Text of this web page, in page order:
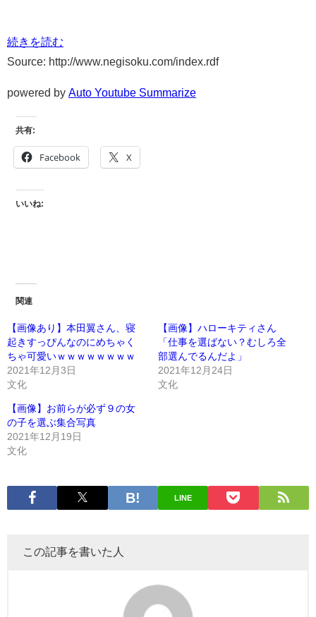
続きを読む
Source: http://www.negisoku.com/index.rdf
powered by Auto Youtube Summarize
共有:
Facebook X
いいね:
関連
【画像あり】本田翼さん、寝
起きすっぴんなのにめちゃく
ちゃ可愛いｗｗｗｗｗｗｗｗ
2021年12月3日
文化
【画像】ハローキティさん
「仕事を選ばない？むしろ全
部選んでるんだよ」
2021年12月24日
文化
【画像】お前らが必ず９の女
の子を選ぶ集合写真
2021年12月19日
文化
LINE
この記事を書いた人